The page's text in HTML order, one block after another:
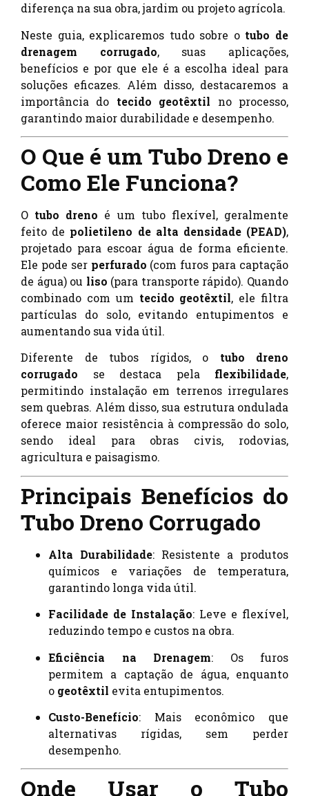
diferença na sua obra, jardim ou projeto agrícola.
Neste guia, explicaremos tudo sobre o tubo de
drenagem corrugado, suas aplicações,
benefícios e por que ele é a escolha ideal para
soluções eficazes. Além disso, destacaremos a
importância do tecido geotêxtil no processo,
garantindo maior durabilidade e desempenho.
O Que é um Tubo Dreno e
Como Ele Funciona?
O tubo dreno é um tubo flexível, geralmente
feito de polietileno de alta densidade (PEAD),
projetado para escoar água de forma eficiente.
Ele pode ser perfurado (com furos para captação
de água) ou liso (para transporte rápido). Quando
combinado com um tecido geotêxtil, ele filtra
partículas do solo, evitando entupimentos e
aumentando sua vida útil.
Diferente de tubos rígidos, o tubo dreno
corrugado se destaca pela flexibilidade,
permitindo instalação em terrenos irregulares
sem quebras. Além disso, sua estrutura ondulada
oferece maior resistência à compressão do solo,
sendo ideal para obras civis, rodovias,
agricultura e paisagismo.
Principais Benefícios do
Tubo Dreno Corrugado
Alta Durabilidade: Resistente a produtos
químicos e variações de temperatura,
garantindo longa vida útil.
Facilidade de Instalação: Leve e flexível,
reduzindo tempo e custos na obra.
Eficiência na Drenagem: Os furos
permitem a captação de água, enquanto
o geotêxtil evita entupimentos.
Custo-Benefício: Mais econômico que
alternativas rígidas, sem perder
desempenho.
Onde Usar o Tubo